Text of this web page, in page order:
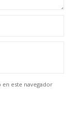
este navegador